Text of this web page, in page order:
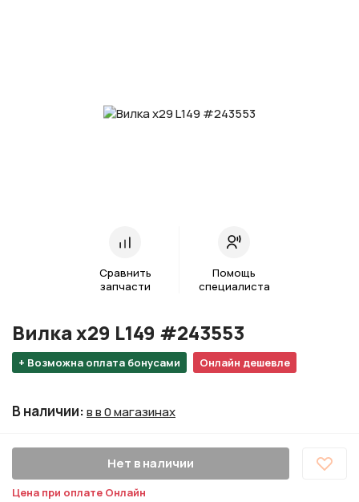
Сравнить
запчасти
Помощь
специалиста
+ Возможна оплата бонусами Онлайн дешевле
Вилка х29 L149 #243553
В наличии:в в 0 магазинах
Нет в наличии
Цена при оплате Онлайн